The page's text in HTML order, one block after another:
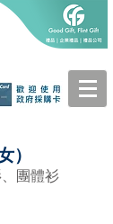
）
團體衫